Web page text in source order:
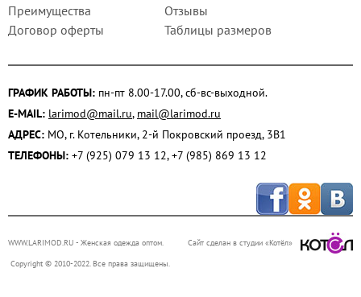
Преимущества
Договор оферты
Отзывы
Таблицы размеров
ГРАФИК РАБОТЫ: пн-пт 8.00-17.00, сб-вс-выходной.
E-MAIL: larimod@mail.ru, mail@larimod.ru
АДРЕС: МО, г. Котельники, 2-й Покровский проезд, 3В1
ТЕЛЕФОНЫ: +7 (925) 079 13 12, +7 (985) 869 13 12
Сайт сделан в студии «Котёл»
WWW.LARIMOD.RU - Женская одежда оптом.
Copyright © 2010-2022. Все права защищены.